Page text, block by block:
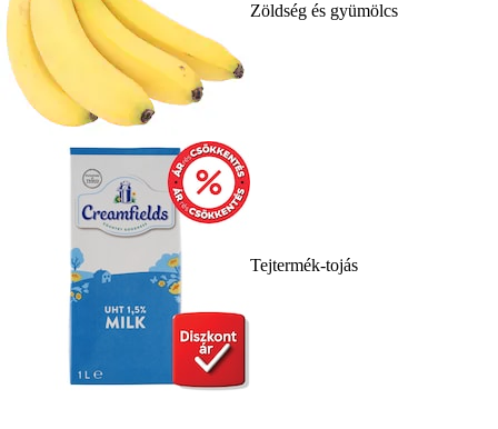
Zöldség és gyümölcs
Tejtermék-tojás